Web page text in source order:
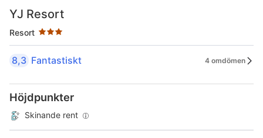
YJ Resort
Resort
Stjärnklassificering: 3 stjärnor
8,3 Fantastiskt 4 omdömen
Höjdpunkter
Skinande rent